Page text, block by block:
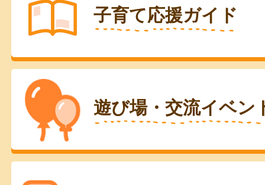
子育て応援ガイド
遊び場・交流イベン